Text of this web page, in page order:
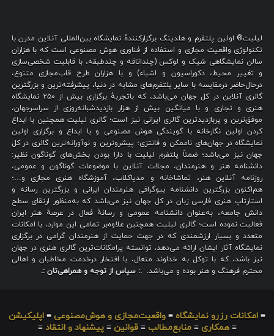
لیلیت® اولین پلتفرم و هلدینگ برگزارکنندهٔ نمایشگاه بین‌المللی آنلاین مدرن با
تکنولوژی واقعیت مجازی و استفاده از فناوری هوش مصنوعی است که با هزاران
سالن نمایشگاهی شیک و لوکس (چنداتاقه و چندطبقه، با قابلیت شخصی‌سازی
و تغییر محیط، دکوراسیون و اشیاء) و با هزاران طرح قاب‌مجازی متنوع،
درحال‌حاضر درمقایسه با سایر پلتفرم‌های مشابه در دنیا، پیشرفته‌ترین و بزرگترین
گالری آنلاین در کل جهان می‌باشد، که باتجربهٔ برگزاری بیش از ۲۵۰ نمایشگاه
هنری و تجاری و با میانگین بیش از هزار بازدیدشبانه‌روزی از سراسرجهان،
موفق‌ترین و پربازدیدترین گالری ایرانی نیز است؛ گالری لیلیت همچنین با ابداع
کردن اولین نگارخانه با گویندگی هوش مصنوعی و با ابداع و برگزاری اولین
نمایشگاه در جهان‌های ناممکن و فانتزی؛ پیشروترین و نوآورانه‌ترین گالری در کل
جهان نیز می‌باشد؛ ضمناً پلتفرم لیلیت با دارا بودن بخش‌های گوناگون نظیر:
دانشنامه هنر و هنرمندان، مجلات آنلاین با موضوعات گوناگون و عمومی،
روزنامه آنلاین هنر، تماشاخانه و مدیاکلاب، آموزشگاه هنری مجازی و…؛
هم‌اکنون بزرگترین دانشنامه بیوگرافی هنرمندان ایرانی و بزرگترین رسانه و
استارتاپ هنری فارسی زبان در کل جهان نیز می‌باشد که به‌منظور ارتقای سطح
دانش جامعه، به‌عنوان دانشنامه عمومی و رسانهٔ فعال در عرصهٔ هنر ایران
فعالیت نموده است؛ گالری لیلیت همچنین علاوه‌بر تمامی این موارد، با امکانات
متعدد و بسیار ارزشمندی که در جهت حمایت از هنرمندان گرامی در برگزاری
نمایشگاه آثار ایشان ارائه می‌دهد، توانسته پرامکانات‌ترین گالری هنری در جهان
نیز باشد، که با توکل به خداوند متعال، با افتخار درخدمت مخاطبان و اهالی
محترم فرهنگ و هنر بوده و می‌باشد. .: سپاس از توجه و همراهی‌تان :.
≡ امکانات رزرو نمایشگاه ≡ واقعیت‌مجازی و هوش‌مصنوعی ≡ اپلیکیشن
≡همکاری ≡منابع‌مطالب ≡قوانین ≡پیشنهاد و انتقاد ≡